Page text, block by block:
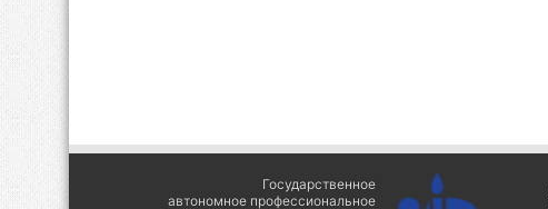
Государственное
автономное профессиональное